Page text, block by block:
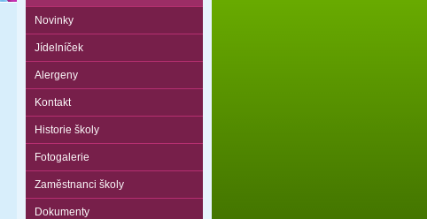
Novinky
Jídelníček
Alergeny
Kontakt
Historie školy
Fotogalerie
Zaměstnanci školy
Dokumenty